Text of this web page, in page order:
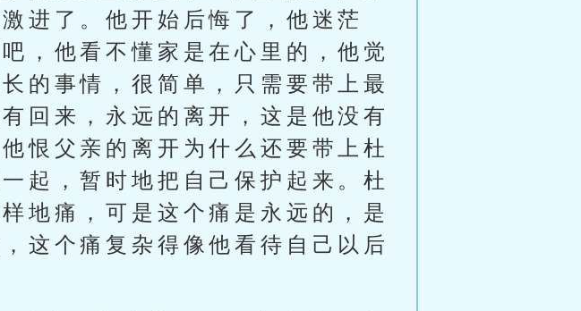
进了。他开始后悔了，他迷茫
，他看不懂家是在心里的，他觉
的事情，很简单，只需要带上最
回来，永远的离开，这是他没有
恨父亲的离开为什么还要带上杜
起，暂时地把自己保护起来。杜
地痛，可是这个痛是永远的，是
这个痛复杂得像他看待自己以后